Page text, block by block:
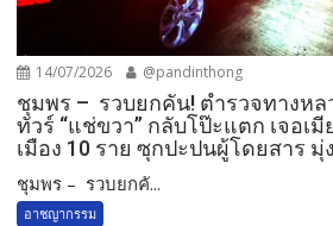
14/07/2026 @pandinthong
ชุมพร – รวบยกคัน! ตำรวจทางหล
ทัวร์ “แช่ขวา” กลับโป๊ะแตก เจอเ
เมือง 10 ราย ซุกปะปนผู้โดยสาร มุ่
ชุมพร – รวบยกคั...
อาชญากรรม